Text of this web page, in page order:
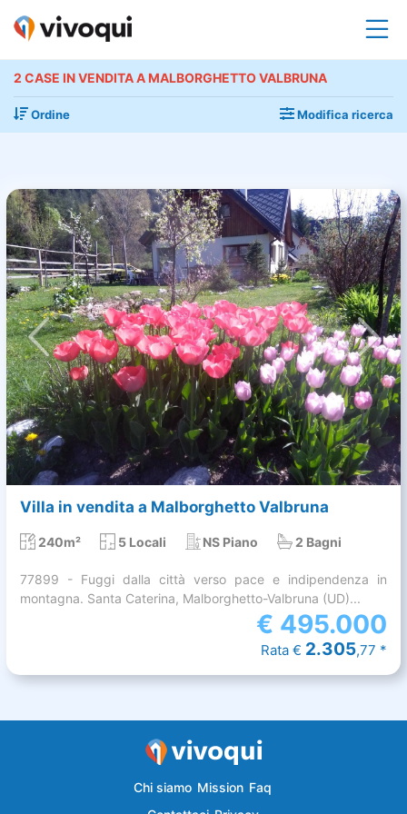
2 CASE IN VENDITA A MALBORGHETTO VALBRUNA
Ordine Modifica ricerca
Villa in vendita a Malborghetto Valbruna
240m² 5 Locali NS Piano 2 Bagni
77899 - Fuggi dalla città verso pace e indipendenza in
montagna. Santa Caterina, Malborghetto-Valbruna (UD)...
€ 495.000
Rata € 2.305,77 *
Chi siamo Mission Faq